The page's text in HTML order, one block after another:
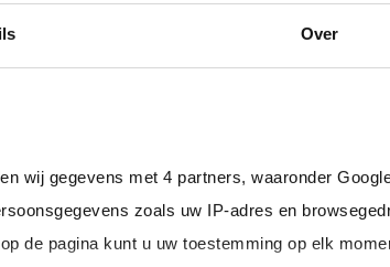
Over
wij gegevens met 4 partners, waaronder
zoals uw IP-adres en
de pagina kunt u uw toestemming op elk
van ruim 20%
, zodat uw budget zo veel
regio.